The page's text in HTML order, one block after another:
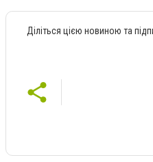
Діліться цією новиною та